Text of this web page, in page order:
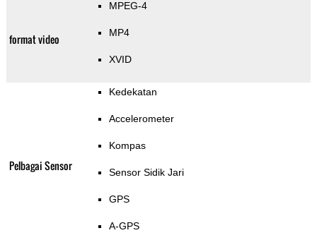
format video
MPEG-4
MP4
XVID
Pelbagai Sensor
Kedekatan
Accelerometer
Kompas
Sensor Sidik Jari
GPS
A-GPS